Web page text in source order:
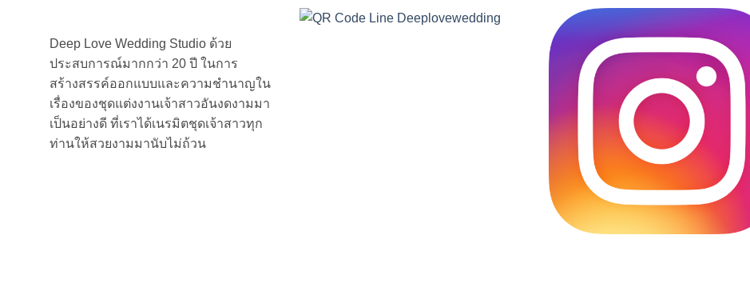
Deep Love Wedding Studio ด้วย
ประสบการณ์มากกว่า 20 ปี ในการ
สร้างสรรค์ออกแบบและความชำนาญใน
เรื่องของชุดแต่งงานเจ้าสาวอันงดงามมา
เป็นอย่างดี ที่เราได้เนรมิตชุดเจ้าสาวทุก
ท่านให้สวยงามมานับไม่ถ้วน